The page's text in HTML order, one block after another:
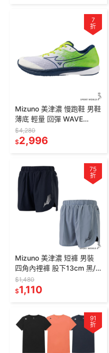
7
折
Mizuno 美津濃 慢跑鞋 男鞋
薄底 輕量 回彈 WAVE
DUEL 4 深藍黃【運動世
界】U1GD255021
$4,280
$2,996
75
折
Mizuno 美津濃 短褲 男裝
四角內裡褲 股下13cm 黑/
灰【運動世界】
J2TBC05399/J2TBC053
$1,480
$1,110
91
折